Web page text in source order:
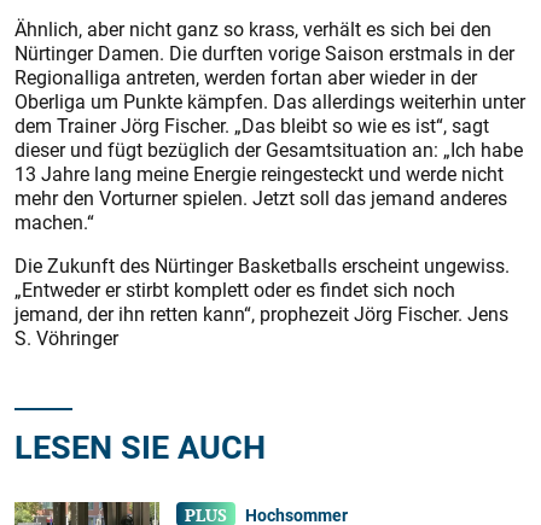
Ähnlich, aber nicht ganz so krass, verhält es sich bei den
Nürtinger Damen. Die durften vorige Saison erstmals in der
Regionalliga antreten, werden fortan aber wieder in der
Oberliga um Punkte kämpfen. Das allerdings weiterhin unter
dem Trainer Jörg Fischer. „Das bleibt so wie es ist“, sagt
dieser und fügt bezüglich der Gesamtsituation an: „Ich habe
13 Jahre lang meine Energie reingesteckt und werde nicht
mehr den Vorturner spielen. Jetzt soll das jemand anderes
machen.“
Die Zukunft des Nürtinger Basketballs erscheint ungewiss.
„Entweder er stirbt komplett oder es findet sich noch
jemand, der ihn retten kann“, prophezeit Jörg Fischer. Jens
S. Vöhringer
LESEN SIE AUCH
Hochsommer